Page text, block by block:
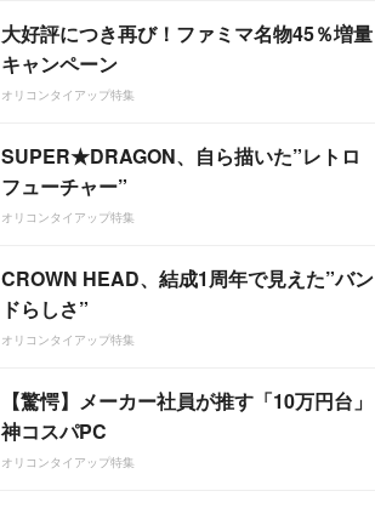
大好評につき再び！ファミマ名物45％増量
キャンペーン
オリコンタイアップ特集
SUPER★DRAGON、自ら描いた”レトロ
フューチャー”
オリコンタイアップ特集
CROWN HEAD、結成1周年で見えた”バン
ドらしさ”
オリコンタイアップ特集
【驚愕】メーカー社員が推す「10万円台」
神コスパPC
オリコンタイアップ特集